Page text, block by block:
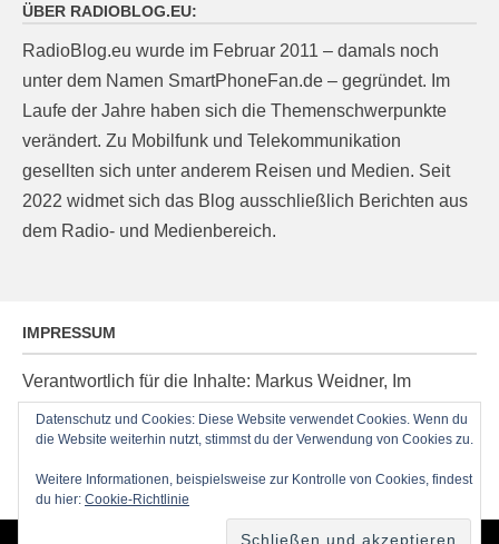
ÜBER RADIOBLOG.EU:
RadioBlog.eu wurde im Februar 2011 – damals noch
unter dem Namen SmartPhoneFan.de – gegründet. Im
Laufe der Jahre haben sich die Themenschwerpunkte
verändert. Zu Mobilfunk und Telekommunikation
gesellten sich unter anderem Reisen und Medien. Seit
2022 widmet sich das Blog ausschließlich Berichten aus
dem Radio- und Medienbereich.
IMPRESSUM
Verantwortlich für die Inhalte: Markus Weidner, Im
Ziegelacker 20, D-63599 Biebergemünd, E-Mail:
post@radioblog.eu
Technik und Administration: Thomas Michel
Datenschutz und Cookies: Diese Website verwendet Cookies. Wenn du
die Website weiterhin nutzt, stimmst du der Verwendung von Cookies zu.
Weitere Informationen, beispielsweise zur Kontrolle von Cookies, findest
du hier: Cookie-Richtlinie